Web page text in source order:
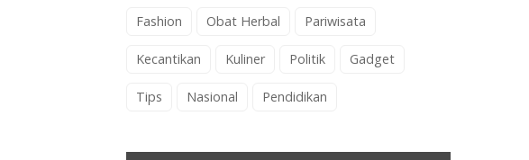
Fashion Obat Herbal Pariwisata
Kecantikan Kuliner Politik Gadget
Tips Nasional Pendidikan